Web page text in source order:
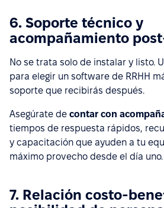
6. Soporte técnico y
acompañamiento
No se trata solo de instalar y listo.
para elegir un software de RRHH
soporte que recibirás después.
Asegúrate de contar con
tiempos de respuesta rápidos,
y capacitación que ayuden a tu
máximo provecho desde el día uno.
7. Relación costo-